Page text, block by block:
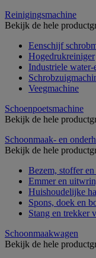
Reinigingsmachine
Bekijk de hele
Eenschijf
Hogedrukreiniger
Industriele water-
Veegmachine
Schoenpoetsmachine
Bekijk de hele
Schoonmaak- en
Bekijk de hele
Bezem, stoffer
Emmer en
Huishoudelijke
Spons, doek en
Stang en trekker
Schoonmaakwagen
Bekijk de hele